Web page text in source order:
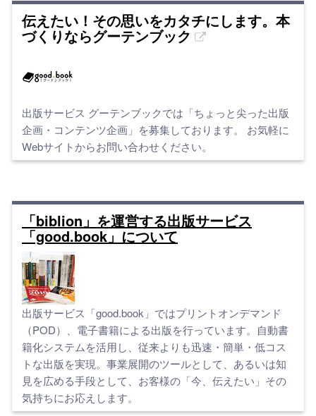
伝えたい！その思いをカタチにします。本
づくりならグーテンブック
出版サービス グーテンブックでは「ちょっと尖った出版
企画・コンテンツ企画」を募集しております。 お気軽に
Webサイトからお問い合わせください。
「biblion」を運営する出版サービス
「good.book」について
出版サービス「good.book」ではプリントオンデマンド
（POD）、電子書籍による出版を行っています。自動書
籍化システムを活用し、従来よりも迅速・簡単・低コス
トな出版を実現。事業展開のツールとして、あるいは知
見を広める手段として、お客様の「今、伝えたい」その
気持ちにお応えします。